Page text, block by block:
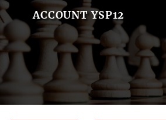
ACCOUNT YSP12